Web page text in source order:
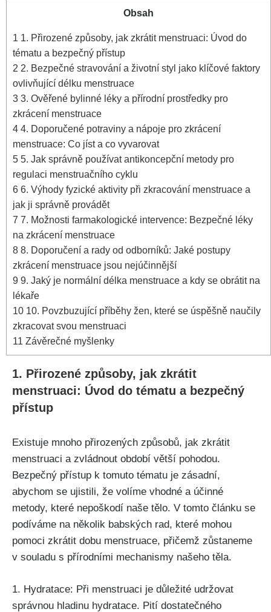
Obsah
1 1. Přirozené⁢ způsoby,‍ jak zkrátit menstruaci: Úvod do
tématu a bezpečný přístup
2 2. Bezpečné stravování a⁤ životní styl jako klíčové faktory
ovlivňující délku‍ menstruace
3 3. Ověřené bylinné léky a přírodní prostředky ⁢pro
⁤zkrácení menstruace
4 4. Doporučené potraviny a nápoje pro zkrácení
menstruace: Co ‍jíst a co vyvarovat
5 5. Jak správně používat ‍antikoncepční metody pro ​
regulaci menstruačního cyklu
6 6. Výhody ‍fyzické aktivity při‍ zkracování menstruace a
jak ji správně provádět
7 7. Možnosti⁣ farmakologické intervence: Bezpečné ⁢léky
na zkrácení menstruace
8 8. Doporučení a rady od odborníků: Jaké postupy
⁣zkrácení menstruace jsou nejúčinnější
9 9. Jaký je normální délka menstruace a kdy se obrátit‌ na
lékaře
10 10. Povzbuzující příběhy žen, které se úspěšně naučily
zkracovat svou menstruaci
11 Závěrečné⁣ myšlenky
1. Přirozené⁢ způsoby,‍ jak zkrátit
menstruaci: Úvod do tématu a bezpečný
přístup
Existuje mnoho ⁣přirozených způsobů, jak zkrátit
menstruaci‍ a zvládnout období větší pohodou.
‌Bezpečný přístup k tomuto tématu je zásadní,
abychom se ⁣ujistili, že volíme vhodné a ⁣účinné
metody, které nepoškodí naše ⁤tělo.‍ V tomto článku ⁢se
podíváme na několik babských rad, které mohou⁣
pomoci ⁣zkrátit dobu menstruace, přičemž zůstaneme
v​ souladu s přírodními‌ mechanismy ‍našeho těla.
1. Hydratace: Při menstruaci je důležité⁣ udržovat
správnou⁤ hladinu hydratace. Pití dostatečného